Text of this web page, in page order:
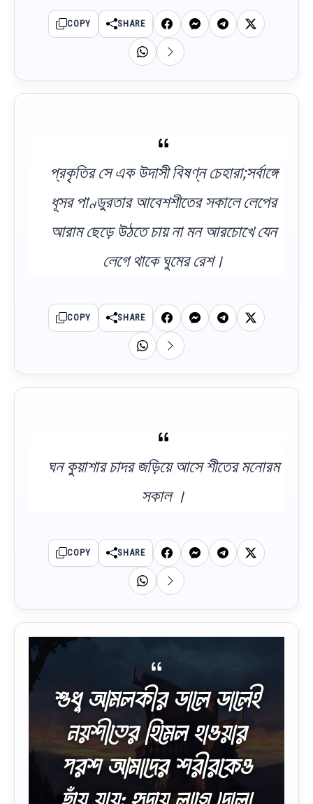
COPY SHARE
প্রকৃতির সে এক উদাসী বিষণ্ন চেহারা;সর্বাঙ্গে
ধূসর পাণ্ডুরতার আবেশশীতের সকালে লেপের
আরাম ছেড়ে উঠতে চায় না মন আরচোখে যেন
লেগে থাকে ঘুমের রেশ।
COPY SHARE
ঘন কুয়াশার চাদর জড়িয়ে আসে শীতের মনোরম
সকাল ।
COPY SHARE
শুধু আমলকীর ডালে ডালেই
নয়শীতের হিমেল হাওয়ার
পরশ আমাদের শরীরকেও